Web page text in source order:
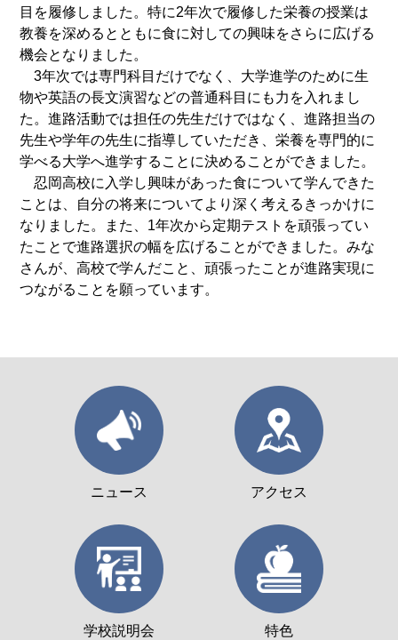
目を履修しました。特に2年次で履修した栄養の授業は
教養を深めるとともに食に対しての興味をさらに広げる
機会となりました。
3年次では専門科目だけでなく、大学進学のために生
物や英語の長文演習などの普通科目にも力を入れまし
た。進路活動では担任の先生だけではなく、進路担当の
先生や学年の先生に指導していただき、栄養を専門的に
学べる大学へ進学することに決めることができました。
忍岡高校に入学し興味があった食について学んできた
ことは、自分の将来についてより深く考えるきっかけに
なりました。また、1年次から定期テストを頑張ってい
たことで進路選択の幅を広げることができました。みな
さんが、高校で学んだこと、頑張ったことが進路実現に
つながることを願っています。
ニュース アクセス
学校説明会 特色